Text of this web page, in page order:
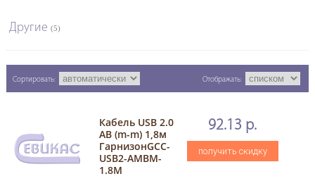
Другие(5)
Сортировать: Отображать:
Кабель USB 2.0
AB (m-m) 1,8м
ГарнизонGCC-
USB2-AMBM-
1.8M
92.13 р.
получить скидку